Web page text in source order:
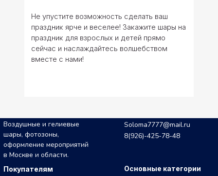
Не упустите возможность сделать ваш
праздник ярче и веселее! Закажите шары на
праздник для взрослых и детей прямо
сейчас и наслаждайтесь волшебством
вместе с нами!
Soloma7777@mail.ru
Воздушные и гелиевые
шары, фотозоны,
оформление мероприятий
в Москве и области.
8(926)-425-78-48
Основные категории
Покупателям